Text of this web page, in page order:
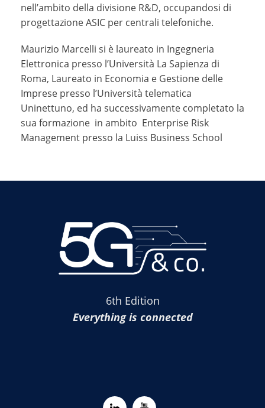
nell’ambito della divisione R&D, occupandosi di
progettazione ASIC per centrali telefoniche.
Maurizio Marcelli si è laureato in Ingegneria
Elettronica presso l’Università La Sapienza di
Roma, Laureato in Economia e Gestione delle
Imprese presso l’Università telematica
Uninettuno, ed ha successivamente completato la
sua formazione in ambito Enterprise Risk
Management presso la Luiss Business School
6th Edition
Everything is connected